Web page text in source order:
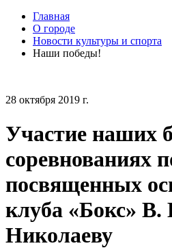
Главная
О городе
Новости культуры и спорта
Наши победы!
28 октября 2019 г.
Участие наших
соревнованиях
посвященных
клуба «Бокс» В.
Николаеву